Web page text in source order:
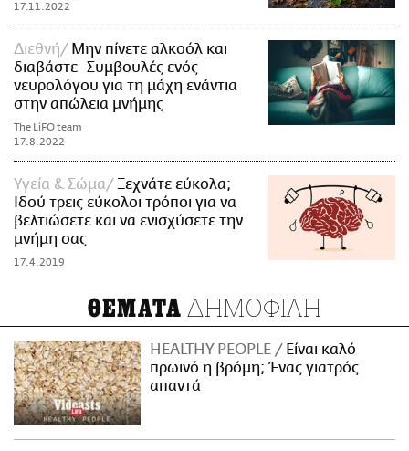
17.11.2022
Διεθνή
Μην πίνετε αλκοόλ και
διαβάστε- Συμβουλές ενός
νευρολόγου για τη μάχη ενάντια
στην απώλεια μνήμης
The LiFO team
17.8.2022
Υγεία & Σώμα
Ξεχνάτε εύκολα;
Ιδού τρεις εύκολοι τρόποι για να
βελτιώσετε και να ενισχύσετε την
μνήμη σας
17.4.2019
ΘΕΜΑΤΑ ΔΗΜΟΦΙΛΗ
HEALTHY PEOPLE
Είναι καλό
πρωινό η βρόμη; Ένας γιατρός
απαντά